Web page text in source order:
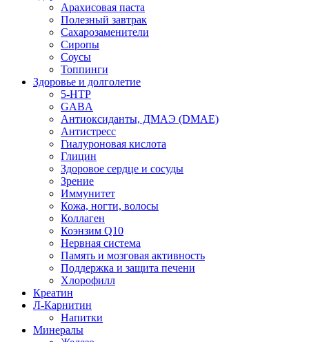
Арахисовая паста
Полезный завтрак
Сахарозаменители
Сиропы
Соусы
Топпинги
Здоровье и долголетие
5-HTP
GABA
Антиоксиданты, ДМАЭ (DMAE)
Антистресс
Гиалуроновая кислота
Глицин
Здоровое сердце и сосуды
Зрение
Иммунитет
Кожа, ногти, волосы
Коллаген
Коэнзим Q10
Нервная система
Память и мозговая активность
Поддержка и защита печени
Хлорофилл
Креатин
Л-Карнитин
Напитки
Минералы